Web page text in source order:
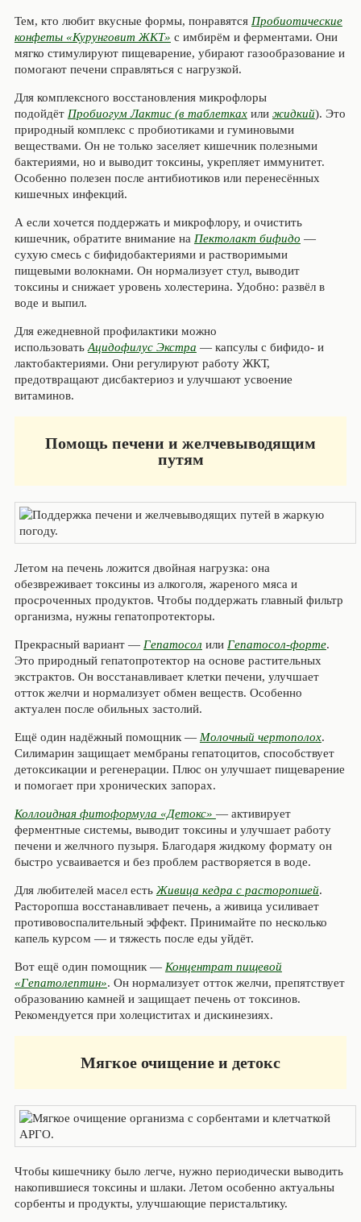
Тем, кто любит вкусные формы, понравятся Пробиотические
конфеты «Курунговит ЖКТ» с имбирём и ферментами. Они
мягко стимулируют пищеварение, убирают газообразование и
помогают печени справляться с нагрузкой.
Для комплексного восстановления микрофлоры
подойдёт Пробиогум Лактис (в таблеткахили жидкий). Это
природный комплекс с пробиотиками и гуминовыми
веществами. Он не только заселяет кишечник полезными
бактериями, но и выводит токсины, укрепляет иммунитет.
Особенно полезен после антибиотиков или перенесённых
кишечных инфекций.
А если хочется поддержать и микрофлору, и очистить
кишечник, обратите внимание на Пектолакт бифидо —
сухую смесь с бифидобактериями и растворимыми
пищевыми волокнами. Он нормализует стул, выводит
токсины и снижает уровень холестерина. Удобно: развёл в
воде и выпил.
Для ежедневной профилактики можно
использовать Ацидофилус Экстра — капсулы с бифидо- и
лактобактериями. Они регулируют работу ЖКТ,
предотвращают дисбактериоз и улучшают усвоение
витаминов.
Помощь печени и желчевыводящим
путям
Летом на печень ложится двойная нагрузка: она
обезвреживает токсины из алкоголя, жареного мяса и
просроченных продуктов. Чтобы поддержать главный фильтр
организма, нужны гепатопротекторы.
Прекрасный вариант — Гепатосол или Гепатосол-форте.
Это природный гепатопротектор на основе растительных
экстрактов. Он восстанавливает клетки печени, улучшает
отток желчи и нормализует обмен веществ. Особенно
актуален после обильных застолий.
Ещё один надёжный помощник — Молочный чертополох.
Силимарин защищает мембраны гепатоцитов, способствует
детоксикации и регенерации. Плюс он улучшает пищеварение
и помогает при хронических запорах.
Коллоидная фитоформула «Детокс» — активирует
ферментные системы, выводит токсины и улучшает работу
печени и желчного пузыря. Благодаря жидкому формату он
быстро усваивается и без проблем растворяется в воде.
Для любителей масел есть Живица кедра с расторопшей.
Расторопша восстанавливает печень, а живица усиливает
противовоспалительный эффект. Принимайте по несколько
капель курсом — и тяжесть после еды уйдёт.
Вот ещё один помощник — Концентрат пищевой
«Гепатолептин». Он нормализует отток желчи, препятствует
образованию камней и защищает печень от токсинов.
Рекомендуется при холециститах и дискинезиях.
Мягкое очищение и детокс
Чтобы кишечнику было легче, нужно периодически выводить
накопившиеся токсины и шлаки. Летом особенно актуальны
сорбенты и продукты, улучшающие перистальтику.